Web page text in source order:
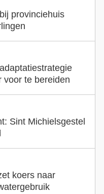
provinciehuis
voor te bereiden
Sint Michielsgestel
koers naar